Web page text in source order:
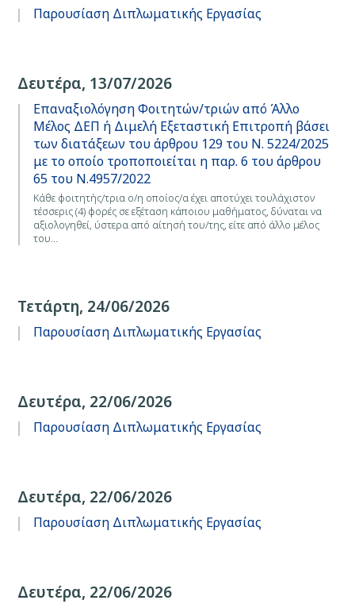
Παρουσίαση Διπλωματικής Εργασίας
Δευτέρα, 13/07/2026
Επαναξιολόγηση Φοιτητών/τριών από Άλλο
Μέλος ΔΕΠ ή Διμελή Εξεταστική Επιτροπή βάσει
των διατάξεων του άρθρου 129 του Ν. 5224/2025
με το οποίο τροποποιείται η παρ. 6 του άρθρου
65 του Ν.4957/2022
Κάθε φοιτητής/τρια ο/η οποίος/α έχει αποτύχει τουλάχιστον
τέσσερις (4) φορές σε εξέταση κάποιου μαθήματος, δύναται να
αξιολογηθεί, ύστερα από αίτησή του/της, είτε από άλλο μέλος
του…
Τετάρτη, 24/06/2026
Παρουσίαση Διπλωματικής Εργασίας
Δευτέρα, 22/06/2026
Παρουσίαση Διπλωματικής Εργασίας
Δευτέρα, 22/06/2026
Παρουσίαση Διπλωματικής Εργασίας
Δευτέρα, 22/06/2026